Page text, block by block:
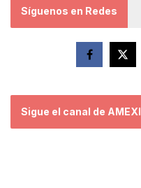
Síguenos en Redes
Sigue el canal de AMEXI